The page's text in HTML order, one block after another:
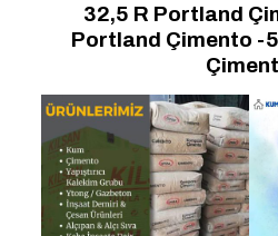
32,5 R Portland
Portland Çimento -